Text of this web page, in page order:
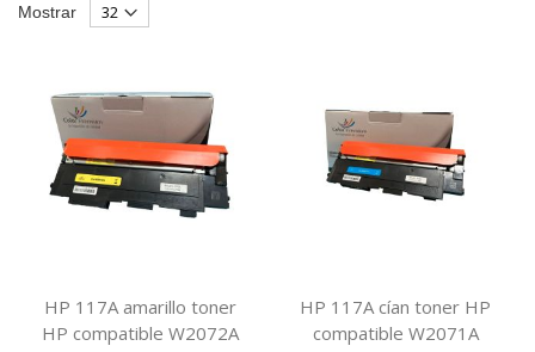
Mostrar
HP 117A amarillo toner
HP compatible W2072A
HP 117A cían toner HP
compatible W2071A